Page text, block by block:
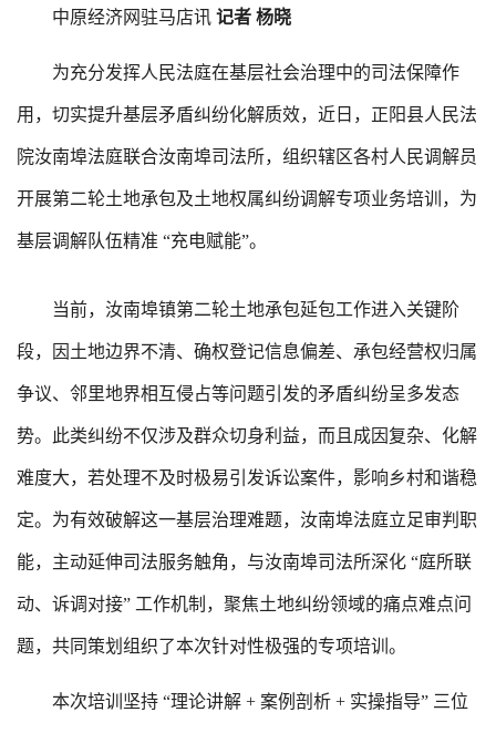
中原经济网驻马店讯 记者 杨晓
为充分发挥人民法庭在基层社会治理中的司法保障作
用，切实提升基层矛盾纠纷化解质效，近日，正阳县人民法
院汝南埠法庭联合汝南埠司法所，组织辖区各村人民调解员
开展第二轮土地承包及土地权属纠纷调解专项业务培训，为
基层调解队伍精准 “充电赋能”。
当前，汝南埠镇第二轮土地承包延包工作进入关键阶
段，因土地边界不清、确权登记信息偏差、承包经营权归属
争议、邻里地界相互侵占等问题引发的矛盾纠纷呈多发态
势。此类纠纷不仅涉及群众切身利益，而且成因复杂、化解
难度大，若处理不及时极易引发诉讼案件，影响乡村和谐稳
定。为有效破解这一基层治理难题，汝南埠法庭立足审判职
能，主动延伸司法服务触角，与汝南埠司法所深化 “庭所联
动、诉调对接” 工作机制，聚焦土地纠纷领域的痛点难点问
题，共同策划组织了本次针对性极强的专项培训。
本次培训坚持 “理论讲解 + 案例剖析 + 实操指导” 三位